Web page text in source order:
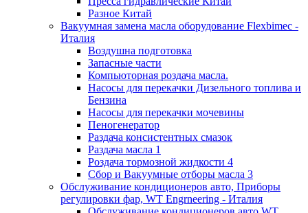
Разное Китай
Вакуумная замена масла оборудование Flexbimeс -
Италия
Воздушна подготовка
Запасные части
Компьюторная роздача масла.
Насосы для перекачки Дизельного топлива и
Бензина
Насосы для перекачки мочевины
Пеногенератор
Раздача консистентных смазок
Раздача масла 1
Роздача тормозной жидкости 4
Сбор и Вакуумные отборы масла 3
Обслуживание кондиционеров авто, Приборы
регулировки фар, WT Engrneering - Италия